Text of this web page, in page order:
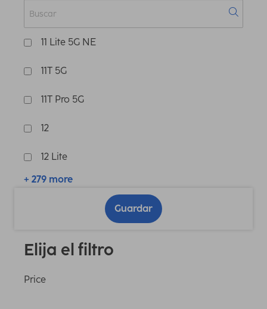
11 Lite 5G NE
11T 5G
11T Pro 5G
12
12 Lite
+ 279 more
Guardar
Elija el filtro
Price